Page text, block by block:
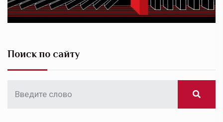
Поиск по сайту